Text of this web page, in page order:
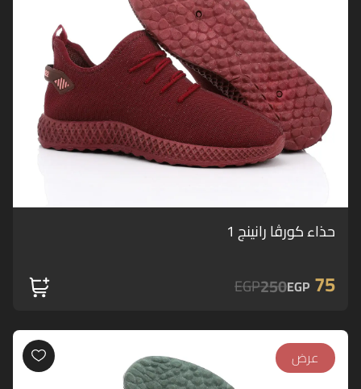
حذاء كورڤا رانينج 1
75
EGP
250
EGP
عرض